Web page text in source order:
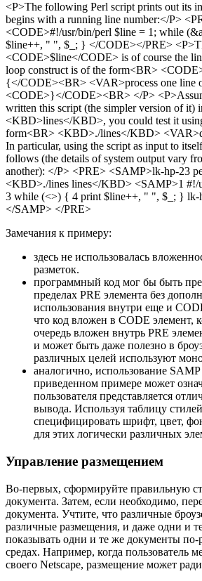
<P>The following Perl script prints out its
begins with a running line number:</P>
<CODE>#!/usr/bin/perl $line = 1; while
$line++, " ", $_; } </CODE></PRE>
<CODE>$line</CODE> is of course the
loop construct is of the form<BR>
{</CODE><BR> <VAR>process one line
<CODE>}</CODE><BR> </P>
written this script (the simpler version of it)
<KBD>lines</KBD>, you could test it
form<BR> <KBD>./lines</KBD>
In particular, using the script as input to
follows (the details of system output vary
another): </P> <PRE> <SAMP>lk-hp-23
<KBD>./lines lines</KBD> <SAMP>1 #!/
3 while (<>) { 4 print $line++, " ", $_; } lk-
</SAMP> </PRE>
Замечания к примеру:
здесь не использовалась
разметок.
программный код мог бы быть
пределах PRE элемента без
использования внутри еще и
что код вложен в CODE элемент,
очередь вложен внутрь PRE
и может быть даже полезно в
различных целей используют
аналогично, использование
приведенном примере может
пользователя представляется
вывода. Используя таблицу
специфицировать шрифт, цвет,
для этих логически различных
Управление размещением
Во-первых, сформируйте правильную
документа. Затем, если необходимо,
документа. Учтите, что различные
различные размещения, и даже одни и
показывать одни и те же документы по-
средах. Например, когда пользователь
своего Netscape, размещение может